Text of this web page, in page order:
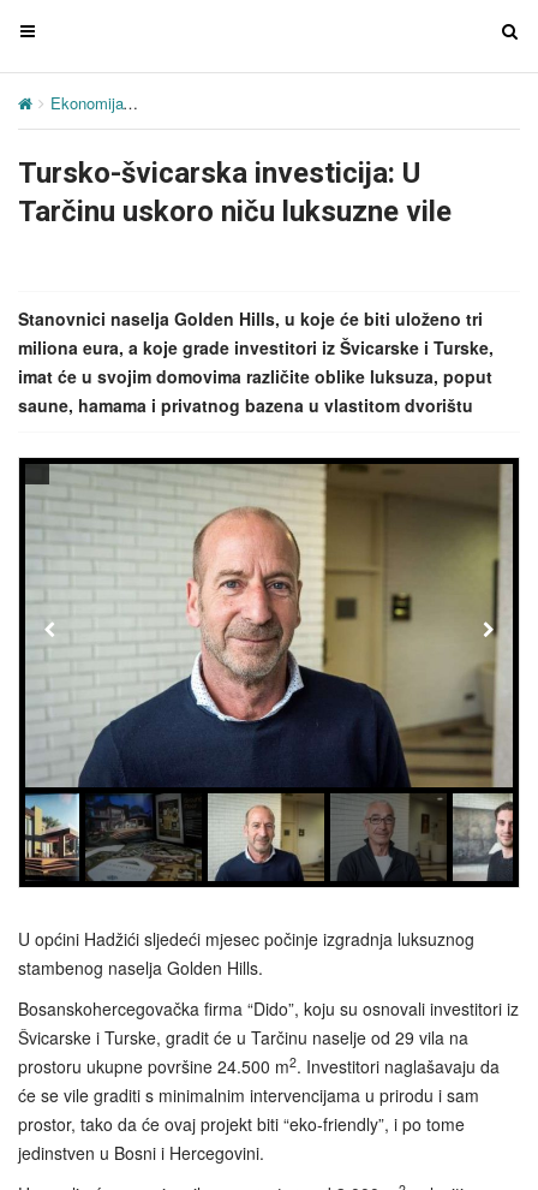
T
g
e
n
g
a
t
i
n
T
n
Ekonomija
Tursko-švicarska investicija: U
Tarčinu uskoro niču luksuzne vile
Stanovnici naselja Golden Hills, u koje će biti uloženo tri
miliona eura, a koje grade investitori iz Švicarske i Turske,
imat će u svojim domovima različite oblike luksuza, poput
saune, hamama i privatnog bazena u vlastitom dvorištu
U općini Hadžići sljedeći mjesec počinje izgradnja luksuznog
stambenog naselja Golden Hills.
Bosanskohercegovačka firma “Dido”, koju su osnovali investitori iz
Švicarske i Turske, gradit će u Tarčinu naselje od 29 vila na
prostoru ukupne površine 24.500 m2. Investitori naglašavaju da
će se vile graditi s minimalnim intervencijama u prirodu i sam
prostor, tako da će ovaj projekt biti “eko‑friendly”, i po tome
jedinstven u Bosni i Hercegovini.